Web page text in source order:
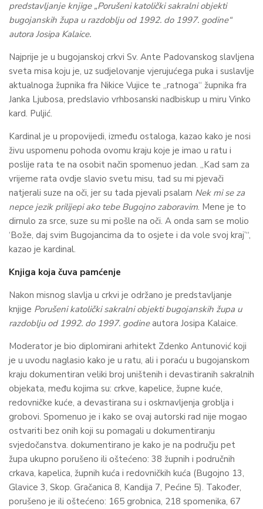
predstavljanje knjige „Porušeni katolički sakralni objekti
bugojanskih župa u razdoblju od 1992. do 1997. godine“
autora Josipa Kalaice.
Najprije je u bugojanskoj crkvi Sv. Ante Padovanskog slavljena
sveta misa koju je, uz sudjelovanje vjerujućega puka i suslavlje
aktualnoga župnika fra Nikice Vujice te „ratnoga“ župnika fra
Janka Ljubosa, predslavio vrhbosanski nadbiskup u miru Vinko
kard. Puljić.
Kardinal je u propovijedi, između ostaloga, kazao kako je nosi
živu uspomenu pohoda ovomu kraju koje je imao u ratu i
poslije rata te na osobit način spomenuo jedan. „Kad sam za
vrijeme rata ovdje slavio svetu misu, tad su mi pjevači
natjerali suze na oči, jer su tada pjevali psalam Nek mi se za
nepce jezik prilijepi ako tebe Bugojno zaboravim. Mene je to
dirnulo za srce, suze su mi pošle na oči. A onda sam se molio
‘Bože, daj svim Bugojancima da to osjete i da vole svoj kraj’“,
kazao je kardinal.
Knjiga koja čuva pamćenje
Nakon misnog slavlja u crkvi je održano je predstavljanje
knjige Porušeni katolički sakralni objekti bugojanskih župa u
razdoblju od 1992. do 1997. godineautora Josipa Kalaice.
Moderator je bio diplomirani arhitekt Zdenko Antunović koji
je u uvodu naglasio kako je u ratu, ali i poraću u bugojanskom
kraju dokumentiran veliki broj uništenih i devastiranih sakralnih
objekata, među kojima su: crkve, kapelice, župne kuće,
redovničke kuće, a devastirana su i oskrnavljenja groblja i
grobovi. Spomenuo je i kako se ovaj autorski rad nije mogao
ostvariti bez onih koji su pomagali u dokumentiranju
svjedočanstva. dokumentirano je kako je na području pet
župa ukupno porušeno ili oštećeno: 38 župnih i područnih
crkava, kapelica, župnih kuća i redovničkih kuća (Bugojno 13,
Glavice 3, Skop. Gračanica 8, Kandija 7, Pećine 5). Također,
porušeno je ili oštećeno: 165 grobnica, 218 spomenika, 67